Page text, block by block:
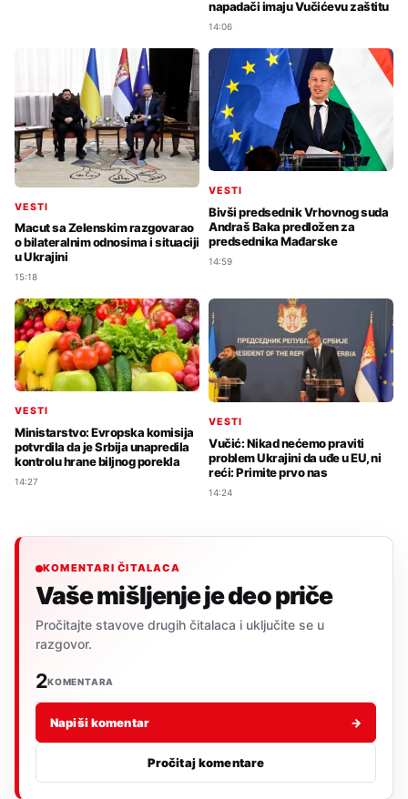
napadači imaju Vučićevu zaštitu
14:06
VESTI
Macut sa Zelenskim razgovarao
o bilateralnim odnosima i situaciji
u Ukrajini
15:18
VESTI
Bivši predsednik Vrhovnog suda
Andraš Baka predložen za
predsednika Mađarske
14:59
VESTI
Ministarstvo: Evropska komisija
potvrdila da je Srbija unapredila
kontrolu hrane biljnog porekla
14:27
VESTI
Vučić: Nikad nećemo praviti
problem Ukrajini da uđe u EU, ni
reći: Primite prvo nas
14:24
KOMENTARI ČITALACA
Vaše mišljenje je deo priče
Pročitajte stavove drugih čitalaca i uključite se u
razgovor.
2KOMENTARA
Napiši komentar →
Pročitaj komentare